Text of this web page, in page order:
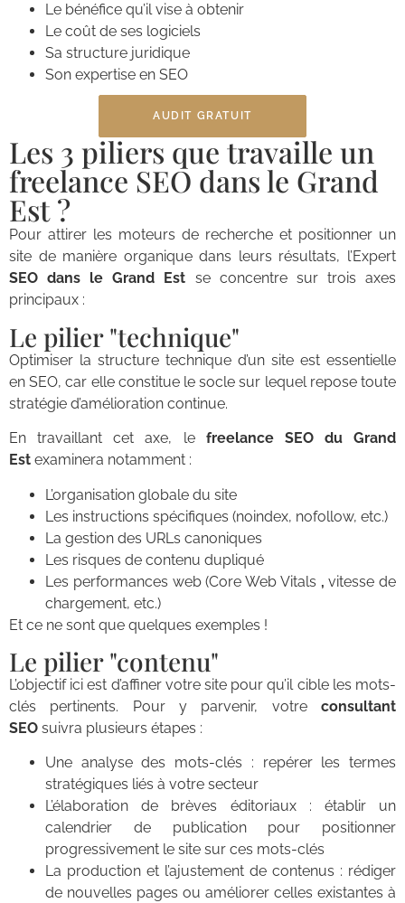
Le bénéfice qu’il vise à obtenir
Le coût de ses logiciels
Sa structure juridique
Son expertise en SEO
AUDIT GRATUIT
Les 3 piliers que travaille un
freelance SEO dans le Grand
Est ?
Pour attirer les moteurs de recherche et positionner un
site de manière organique dans leurs résultats, l’Expert
SEO dans le Grand Est se concentre sur trois axes
principaux :
Le pilier "technique"
Optimiser la structure technique d’un site est essentielle
en SEO, car elle constitue le socle sur lequel repose toute
stratégie d’amélioration continue.
En travaillant cet axe, le freelance SEO du Grand
Est examinera notamment :
L’organisation globale du site
Les instructions spécifiques (noindex, nofollow, etc.)
La gestion des URLs canoniques
Les risques de contenu dupliqué
Les performances web (Core Web Vitals , vitesse de
chargement, etc.)
Et ce ne sont que quelques exemples !
Le pilier "contenu"
L’objectif ici est d’affiner votre site pour qu’il cible les mots-
clés pertinents. Pour y parvenir, votre consultant
SEO suivra plusieurs étapes :
Une analyse des mots-clés : repérer les termes
stratégiques liés à votre secteur
L’élaboration de brèves éditoriaux : établir un
calendrier de publication pour positionner
progressivement le site sur ces mots-clés
La production et l’ajustement de contenus : rédiger
de nouvelles pages ou améliorer celles existantes à